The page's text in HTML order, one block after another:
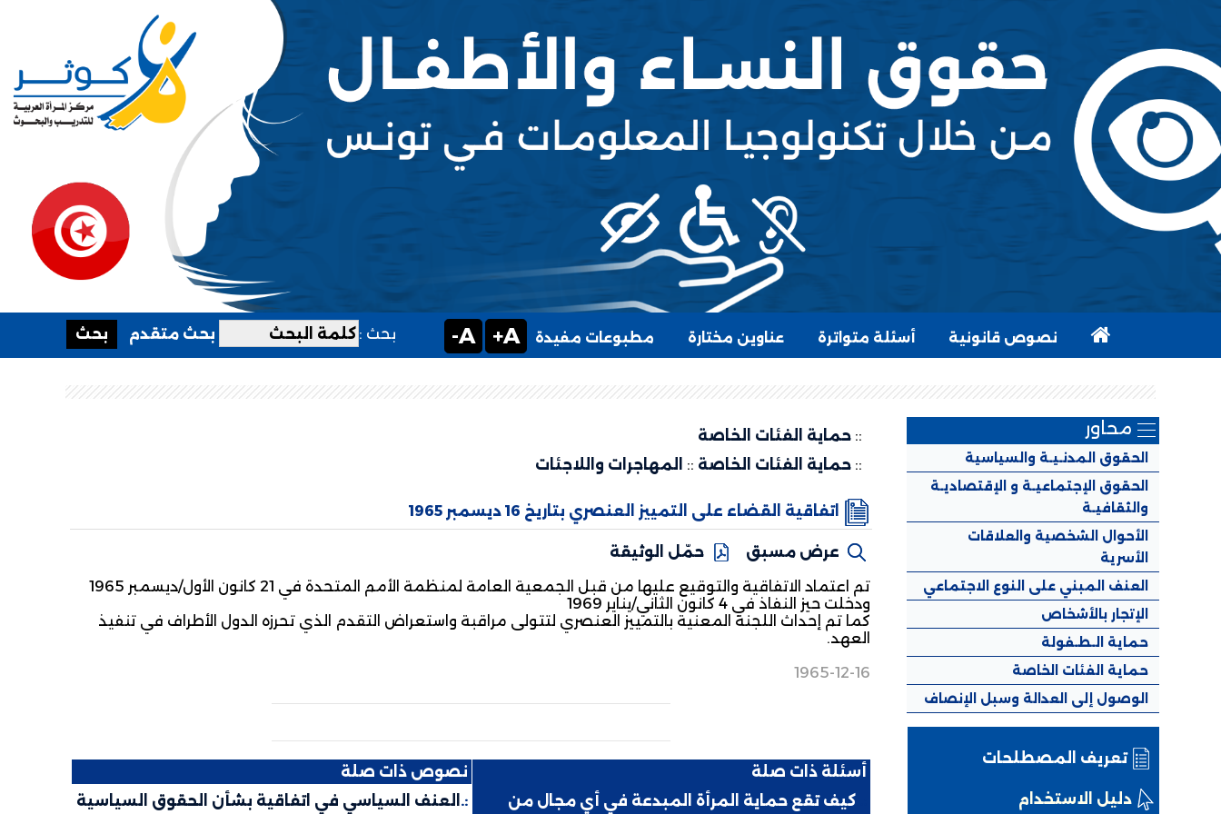
نصوص قانونية أسئلة متواترة عناوين مختارة مطبوعات مفيدة A+
A- بحث : بحث متقدم
محاور
الحقوق المدنـيـة والسياسية
الحقوق الإجتماعيـة و الإقتصاديـة
والثقافيـة
الأحوال الشخصية والعلاقات
الأسرية
العنف المبني على النوع الاجتماعي
الإتجار بالأشخاص
حماية الـطـفولة
حماية الفئات الخاصة
الوصول إلى العدالة وسبل الإنصاف
تعريف المصطلحات
دليل الاستخدام
:: حماية الفئات الخاصة
:: حماية الفئات الخاصة :: المهاجرات واللاجئات
اتفاقية القضاء على التمييز العنصري بتاريخ 16 ديسمبر 1965
عرض مسبق
حمّل الوثيقة
تم اعتماد الاتفاقية والتوقيع عليها من قبل الجمعية العامة لمنظمة الأمم المتحدة في 21 كانون الأول/ديسمبر 1965
ودخلت حيز النفاذ في 4 كانون الثاني/يناير 1969
كما تم إحداث اللجنة المعنية بالتمييز العنصري لتتولى مراقبة واستعراض التقدم الذي تحرزه الدول الأطراف في تنفيذ
العهد.
1965-12-16
أسئلة ذات صلة
نصوص ذات صلة
كيف تقع حماية المرأة المبدعة في أي مجال من :. العنف السياسي في اتفاقية بشأن الحقوق السياسية